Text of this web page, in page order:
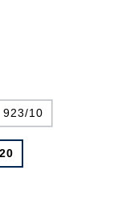
923/10